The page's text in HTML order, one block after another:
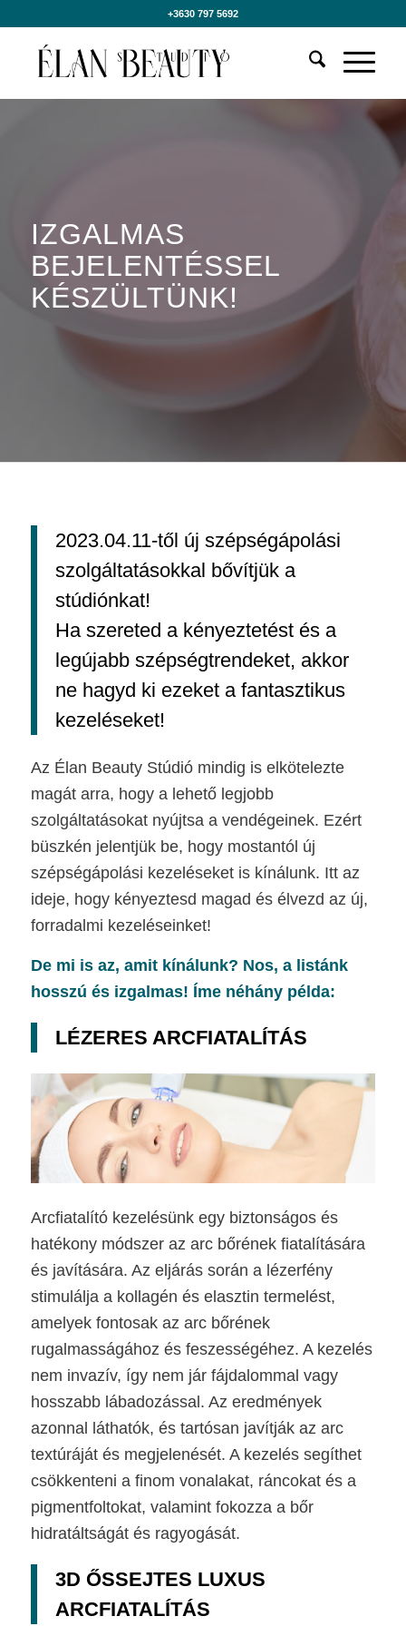
+3630 797 5692
IZGALMAS
BEJELENTÉSSEL
KÉSZÜLTÜNK!
2023.04.11-től új szépségápolási
szolgáltatásokkal bővítjük a
stúdiónkat!
Ha szereted a kényeztetést és a
legújabb szépségtrendeket, akkor
ne hagyd ki ezeket a fantasztikus
kezeléseket!
Az Élan Beauty Stúdió mindig is elkötelezte
magát arra, hogy a lehető legjobb
szolgáltatásokat nyújtsa a vendégeinek. Ezért
büszkén jelentjük be, hogy mostantól új
szépségápolási kezeléseket is kínálunk. Itt az
ideje, hogy kényeztesd magad és élvezd az új,
forradalmi kezeléseinket!
De mi is az, amit kínálunk? Nos, a listánk
hosszú és izgalmas! Íme néhány példa:
LÉZERES ARCFIATALÍTÁS
Arcfiatalító kezelésünk egy biztonságos és
hatékony módszer az arc bőrének fiatalítására
és javítására. Az eljárás során a lézerfény
stimulálja a kollagén és elasztin termelést,
amelyek fontosak az arc bőrének
rugalmasságához és feszességéhez. A kezelés
nem invazív, így nem jár fájdalommal vagy
hosszabb lábadozással. Az eredmények
azonnal láthatók, és tartósan javítják az arc
textúráját és megjelenését. A kezelés segíthet
csökkenteni a finom vonalakat, ráncokat és a
pigmentfoltokat, valamint fokozza a bőr
hidratáltságát és ragyogását.
3D ŐSSEJTES LUXUS
ARCFIATALÍTÁS